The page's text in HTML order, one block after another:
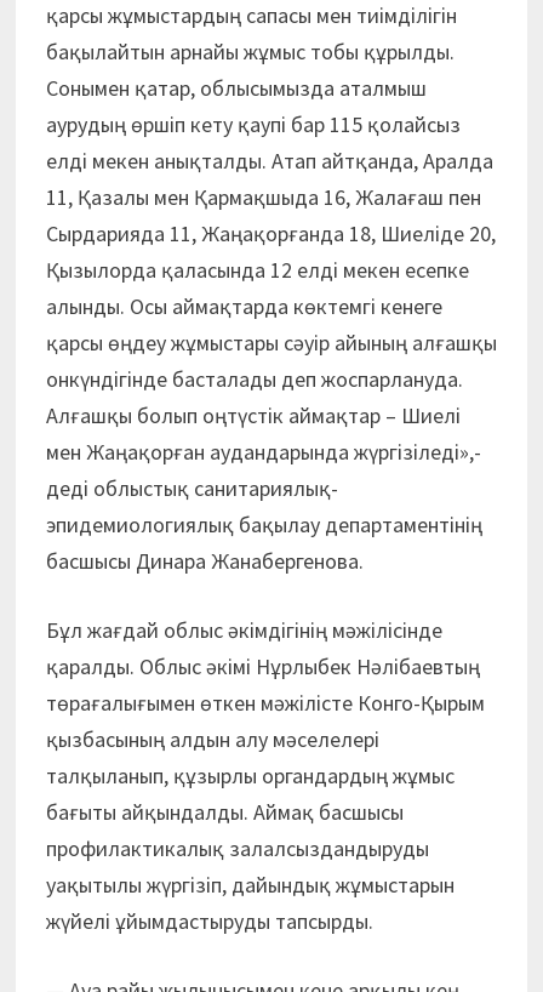
қарсы жұмыстардың сапасы мен тиімділігін
бақылайтын арнайы жұмыс тобы құрылды.
Сонымен қатар, облысымызда аталмыш
аурудың өршіп кету қаупі бар 115 қолайсыз
елді мекен анықталды. Атап айтқанда, Аралда
11, Қазалы мен Қармақшыда 16, Жалағаш пен
Сырдария­да 11, Жаңақорғанда 18, Шиеліде 20,
Қызылорда қаласында 12 елді мекен есепке
алынды. Осы аймақтарда көктемгі кенеге
қарсы өңдеу жұмыстары сәуір айының алғашқы
онкүндігінде басталады деп жоспарлануда.
Алғашқы болып оңтүстік аймақтар – Шиелі
мен Жаңақорған аудандарында жүргізіледі»,-
деді облыстық санитариялық-
эпидемиологиялық бақылау департаментінің
басшысы Динара Жанабергенова.
Бұл жағдай облыс әкімдігінің мәжілісінде
қаралды. Облыс әкімі Нұрлыбек Нәлібаевтың
төрағалығымен өткен мәжілісте Конго-Қырым
қызбасының алдын алу мәселелері
талқыланып, құзырлы органдардың жұмыс
бағыты айқындалды. Аймақ басшысы
профилактикалық залалсыздандыруды
уақытылы жүргізіп, дайындық жұмыстарын
жүйелі ұйымдастыруды тапсырды.